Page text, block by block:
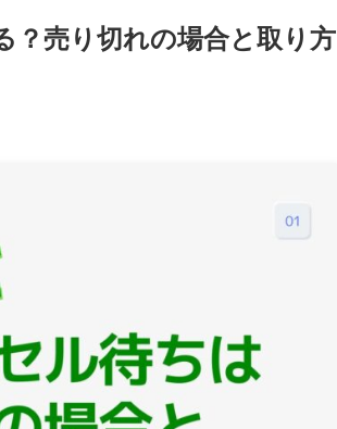
？売り切れの場合と取り方